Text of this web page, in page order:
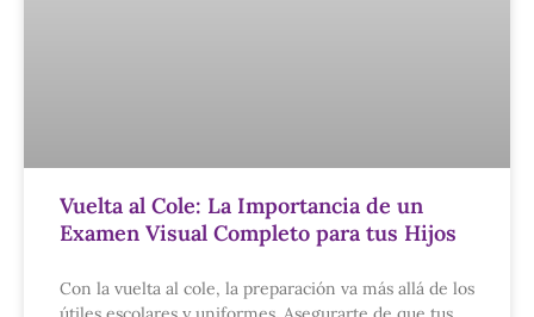
Vuelta al Cole: La Importancia de un
Examen Visual Completo para tus Hijos
Con la vuelta al cole, la preparación va más allá de los